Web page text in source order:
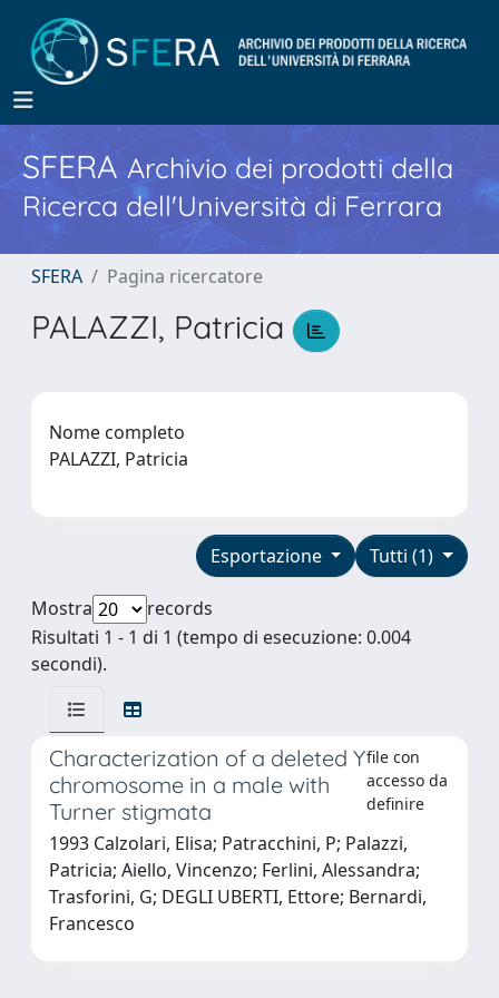
SFERA Archivio dei prodotti della
Ricerca dell'Università di Ferrara
SFERA Pagina ricercatore
PALAZZI, Patricia
Nome completo
PALAZZI, Patricia
Tutti (1)
Esportazione
Mostra
records
Risultati 1 - 1 di 1 (tempo di esecuzione: 0.004
secondi).
Characterization of a deleted Y
chromosome in a male with
Turner stigmata
file con
accesso da
definire
1993 Calzolari, Elisa; Patracchini, P; Palazzi,
Patricia; Aiello, Vincenzo; Ferlini, Alessandra;
Trasforini, G; DEGLI UBERTI, Ettore; Bernardi,
Francesco